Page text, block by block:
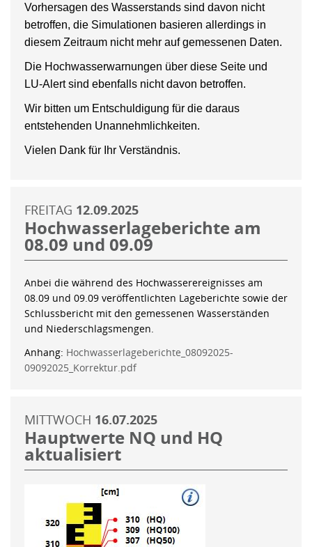
Vorhersagen des Wasserstands sind davon nicht
betroffen, die Simulationen basieren allerdings in
diesem Zeitraum nicht mehr auf gemessenen Daten.
Die Hochwasserwarnungen über diese Seite und
LU-Alert sind ebenfalls nicht davon betroffen.
Wir bitten um Entschuldigung für die daraus
entstehenden Unannehmlichkeiten.
Vielen Dank für Ihr Verständnis.
FREITAG 12.09.2025
Hochwasserlageberichte am
08.09 und 09.09
Anbei die während des Hochwasserereignisses am
08.09 und 09.09 veröffentlichten Lageberichte sowie der
Schlussbericht mit den gemessenen Wasserständen
und Niederschlagsmengen.
Anhang: Hochwasserlageberichte_08092025-
09092025_Korrektur.pdf
MITTWOCH 16.07.2025
Hauptwerte NQ und HQ
aktualisiert